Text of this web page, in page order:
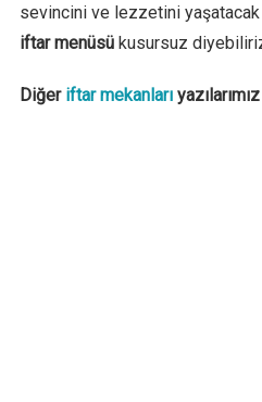
sevincini ve lezzetini yaşatacak
iftar menüsükusursuz
Diğer iftar mekanları